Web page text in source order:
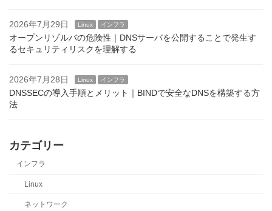
2026年7月29日 Linux インフラ
オープンリゾルバの危険性｜DNSサーバを公開することで発生す
るセキュリティリスクを理解する
2026年7月28日 Linux インフラ
DNSSECの導入手順とメリット｜BINDで安全なDNSを構築する方
法
カテゴリー
インフラ
Linux
ネットワーク